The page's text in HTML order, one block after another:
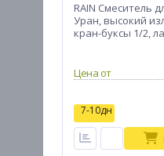
RAIN Смеситель
Уран, высокий
кран-буксы 1/2,
Цена от
7-10дн